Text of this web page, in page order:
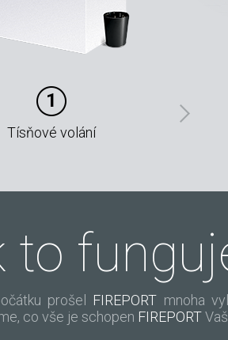
1
Tísňové volání
to
prošel FIREPORT mnoha
co vše je schopen FIREPORT